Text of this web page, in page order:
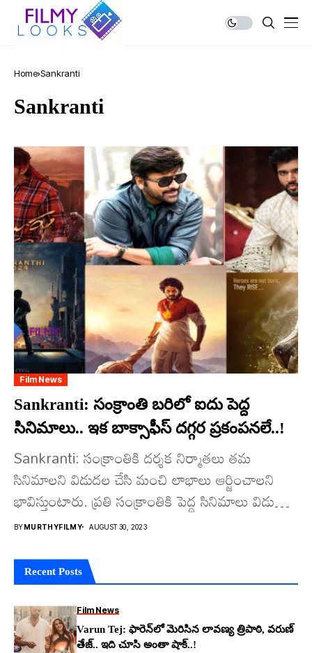
Home Sankranti
Sankranti
Film News
Sankranti: సంక్రాంతి బ‌రిలో ఐదు పెద్ద
సినిమాలు.. ఇక బాక్సాఫీస్ ద‌గ్గర ప్ర‌కంప‌న‌లే..!
Sankranti: సంక్రాంతికి ద‌ర్శ‌క నిర్మాత‌లు త‌మ
సినిమాల‌ని విడుద‌ల చేసి మంచి లాభాలు ఆర్జించాల‌ని
భావిస్తుంటారు. ప్ర‌తి సంక్రాంతికి పెద్ద సినిమాలు విడుద‌ల
అవుతుండ‌గా, అవి మంచి ఆద‌ర‌ణ కూడా
BY MURTHYFILMY AUGUST 30, 2023
Recent Posts
Film News
Varun Tej: ఫారెన్‌లో మెరిసిన లావ‌ణ్య త్రిపాఠి, వ‌రుణ్
తేజ్.. ఇది చూసి అంతా షాక్..!